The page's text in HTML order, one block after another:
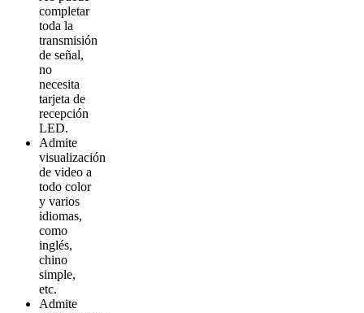
completar
toda la
transmisión
de señal,
no
necesita
tarjeta de
recepción
LED.
Admite
visualización
de video a
todo color
y varios
idiomas,
como
inglés,
chino
simple,
etc.
Admite